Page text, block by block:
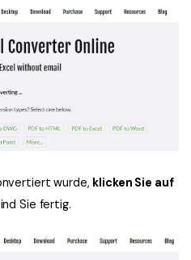
wurde, klicken Sie auf
Sie fertig.